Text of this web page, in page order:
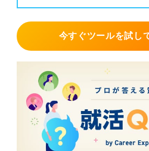
今すぐツールを試し